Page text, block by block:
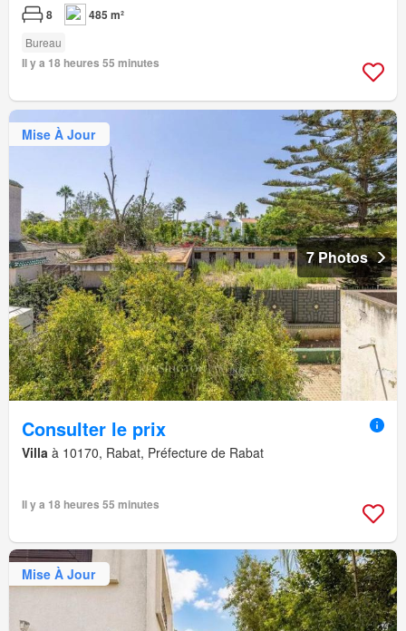
8 485 m²
Bureau
Il y a 18 heures 55 minutes
Mise À Jour
7 Photos
Consulter le prix
Villa à 10170, Rabat, Préfecture de Rabat
Il y a 18 heures 55 minutes
Mise À Jour